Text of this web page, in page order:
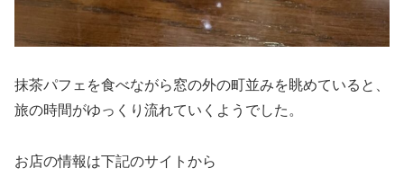
抹茶パフェを食べながら窓の外の町並みを眺めていると、
旅の時間がゆっくり流れていくようでした。
お店の情報は下記のサイトから